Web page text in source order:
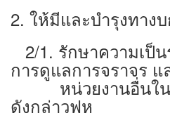
2. ให้มีและบำรุงทาง
2/1. รักษาความเป็น
การดูแลการจราจร
หน่วยงานอื่นใน
ดังกล่าวฟห